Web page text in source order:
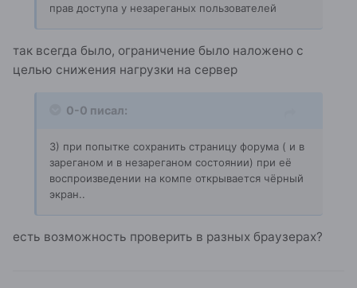
прав доступа у незареганых пользователей
так всегда было, ограничение было наложено с
целью снижения нагрузки на сервер
0-0 писал:
3) при попытке сохранить страницу форума ( и в
зареганом и в незареганом состоянии) при её
воспроизведении на компе открывается чёрный
экран..
есть возможность проверить в разных браузерах?